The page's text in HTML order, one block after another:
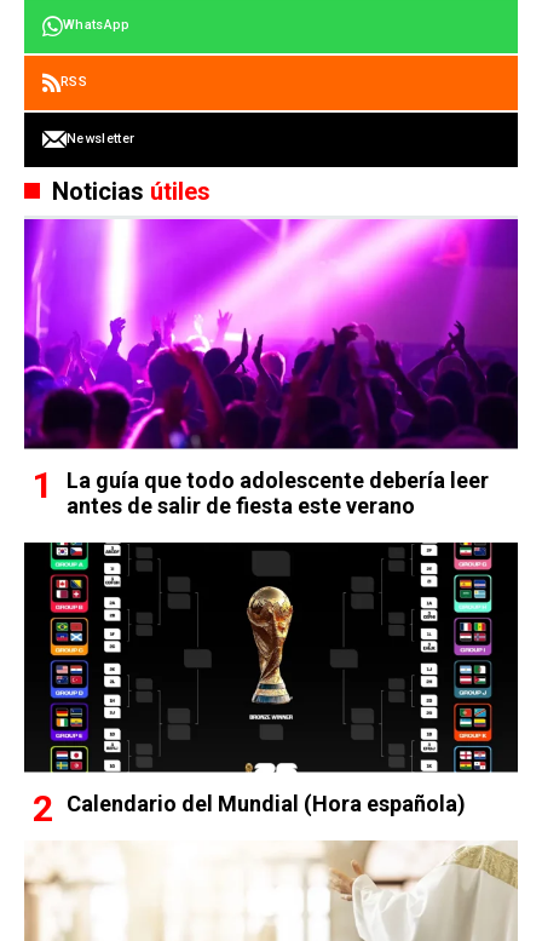
WhatsApp
RSS
Newsletter
Noticias útiles
La guía que todo adolescente debería leer
antes de salir de fiesta este verano
Calendario del Mundial (Hora española)